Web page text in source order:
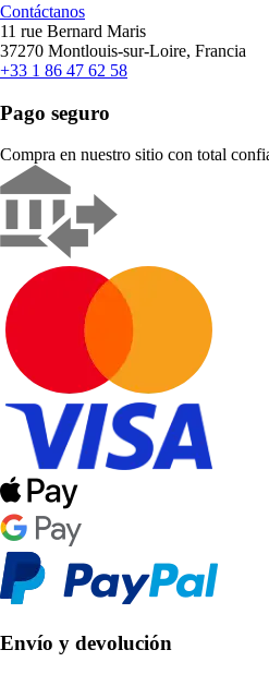
Contáctanos
11 rue Bernard Maris
37270 Montlouis-sur-Loire, Francia
+33 1 86 47 62 58
Pago seguro
Compra en nuestro sitio con total
Envío y devolución